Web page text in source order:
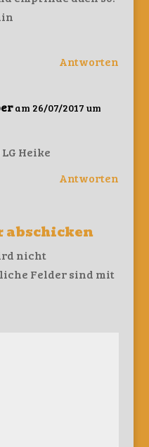
Antworten
am 26/07/2017 um
Heike
Antworten
abschicken
nicht
Felder sind mit